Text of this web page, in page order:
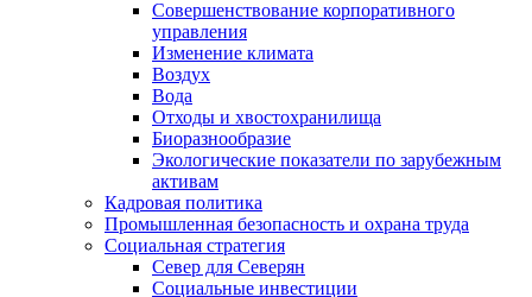
Совершенствование корпоративного
управления
Изменение климата
Воздух
Вода
Отходы и хвостохранилища
Биоразнообразие
Экологические показатели по зарубежным
активам
Кадровая политика
Промышленная безопасность и охрана труда
Социальная стратегия
Север для Северян
Социальные инвестиции